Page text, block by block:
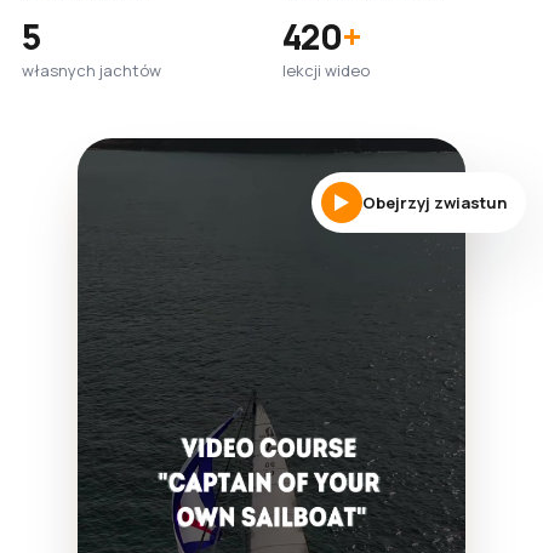
5
własnych jachtów
420+
lekcji wideo
Obejrzyj zwiastun